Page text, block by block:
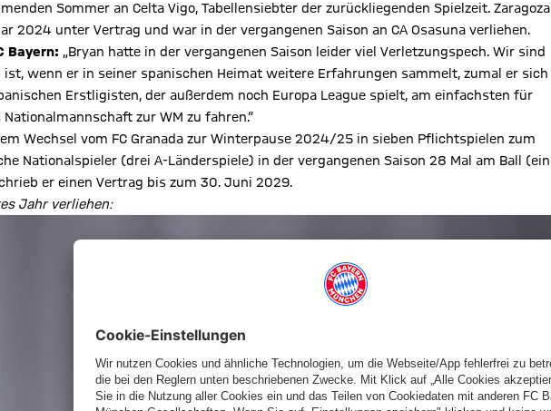
Sommer an Celta Vigo, Tabellensiebter der zurückliegenden Spielzeit. Zaragoza
2024 unter Vertrag und war in der vergangenen Saison an CA Osasuna verliehen.
Bayern: „Bryan hatte in der vergangenen Saison leider viel Verletzungspech. Wir sind
wenn er in seiner spanischen Heimat weitere Erfahrungen sammelt, zumal er sich
Erstligisten, der außerdem noch Europa League spielt, am einfachsten für
zur WM zu fahren.“
Wechsel vom FC Granada zur Winterpause 2024/25 in sieben Pflichtspielen zum
Nationalspieler (drei A-Länderspiele) in der vergangenen Saison 28 Mal am Ball (ein
er einen Vertrag bis zum 30. Juni 2029.
Jahr verliehen: